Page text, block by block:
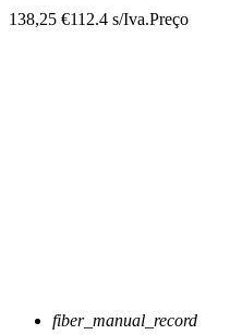
138,25 €112.4 s/Iva.Preço
fiber_manual_record